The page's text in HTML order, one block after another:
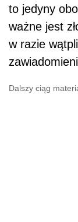
to jedyny
ważne jest
w razie
Dalszy ciąg